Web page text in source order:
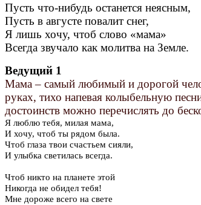
Пусть что-нибудь останется неясным,
Пусть в августе повалит снег,
Я лишь хочу, чтоб слово «мама»
Всегда звучало как молитва на Земле.
Ведущий 1
Мама – самый любимый и дорогой
руках, тихо напевая колыбельную
достоинств можно перечислять до
Я люблю тебя, милая мама,
И хочу, чтоб ты рядом была.
Чтоб глаза твои счастьем сияли,
И улыбка светилась всегда.
Чтоб никто на планете этой
Никогда не обидел тебя!
Мне дороже всего на свете